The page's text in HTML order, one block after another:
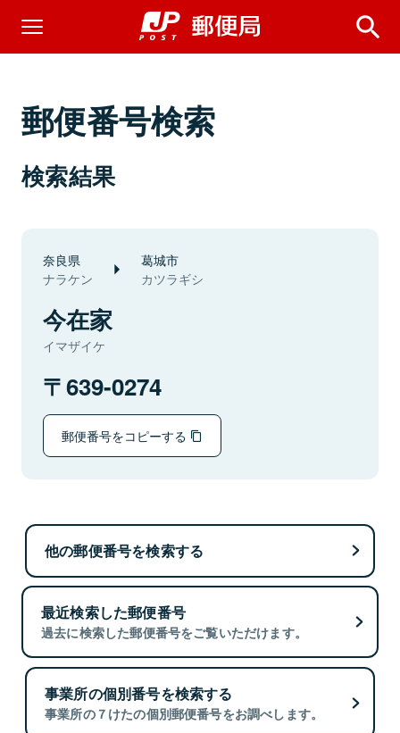
郵便番号検索
検索結果
奈良県
ナラケン
葛城市
カツラギシ
今在家
イマザイケ
639-0274
郵便番号をコピーする
他の郵便番号を検索する
最近検索した郵便番号
過去に検索した郵便番号をご覧いただけます。
事業所の個別番号を検索する
事業所の７けたの個別郵便番号をお調べします。